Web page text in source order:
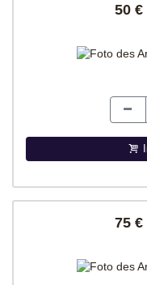
50
75